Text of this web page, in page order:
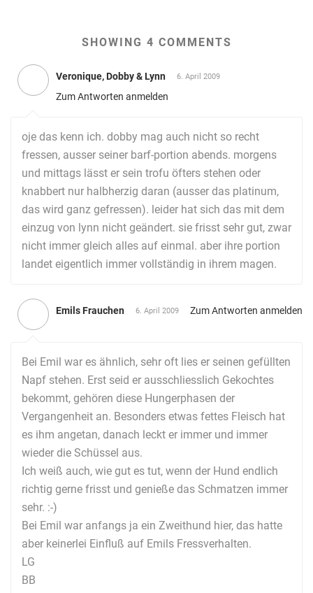
SHOWING 4 COMMENTS
Veronique, Dobby & Lynn 6. April 2009
Zum Antworten anmelden
oje das kenn ich. dobby mag auch nicht so recht
fressen, ausser seiner barf-portion abends. morgens
und mittags lässt er sein trofu öfters stehen oder
knabbert nur halbherzig daran (ausser das platinum,
das wird ganz gefressen). leider hat sich das mit dem
einzug von lynn nicht geändert. sie frisst sehr gut, zwar
nicht immer gleich alles auf einmal. aber ihre portion
landet eigentlich immer vollständig in ihrem magen.
Emils Frauchen 6. April 2009 Zum Antworten anmelden
Bei Emil war es ähnlich, sehr oft lies er seinen gefüllten
Napf stehen. Erst seid er ausschliesslich Gekochtes
bekommt, gehören diese Hungerphasen der
Vergangenheit an. Besonders etwas fettes Fleisch hat
es ihm angetan, danach leckt er immer und immer
wieder die Schüssel aus.
Ich weiß auch, wie gut es tut, wenn der Hund endlich
richtig gerne frisst und genieße das Schmatzen immer
sehr. :-)
Bei Emil war anfangs ja ein Zweithund hier, das hatte
aber keinerlei Einfluß auf Emils Fressverhalten.
LG
BB